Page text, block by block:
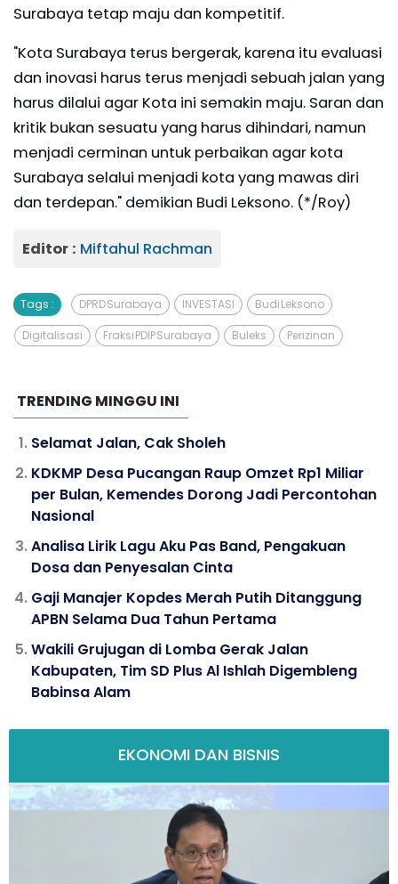
Surabaya tetap maju dan kompetitif.
"Kota Surabaya terus bergerak, karena itu evaluasi
dan inovasi harus terus menjadi sebuah jalan yang
harus dilalui agar Kota ini semakin maju. Saran dan
kritik bukan sesuatu yang harus dihindari, namun
menjadi cerminan untuk perbaikan agar kota
Surabaya selalui menjadi kota yang mawas diri
dan terdepan." demikian Budi Leksono. (*/Roy)
Editor : Miftahul Rachman
Tags : DPRD Surabaya INVESTASI Budi Leksono
Digitalisasi Fraksi PDIP Surabaya Buleks Perizinan
TRENDING MINGGU INI
Selamat Jalan, Cak Sholeh
KDKMP Desa Pucangan Raup Omzet Rp1 Miliar
per Bulan, Kemendes Dorong Jadi Percontohan
Nasional
Analisa Lirik Lagu Aku Pas Band, Pengakuan
Dosa dan Penyesalan Cinta
Gaji Manajer Kopdes Merah Putih Ditanggung
APBN Selama Dua Tahun Pertama
Wakili Grujugan di Lomba Gerak Jalan
Kabupaten, Tim SD Plus Al Ishlah Digembleng
Babinsa Alam
EKONOMI DAN BISNIS